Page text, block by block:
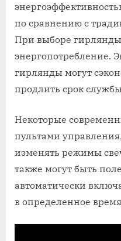
по сравнению с
При выборе
энергопотребление.
гирлянды могут
продлить срок
Некоторые
пультами
изменять режимы
также могут быть
автоматически
в определенное